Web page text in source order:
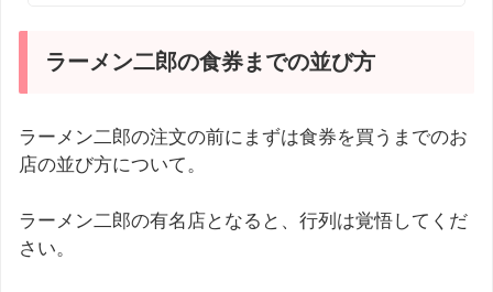
ラーメン二郎の食券までの並び方
ラーメン二郎の注文の前にまずは食券を買うまでのお
店の並び方について。
ラーメン二郎の有名店となると、行列は覚悟してくだ
さい。